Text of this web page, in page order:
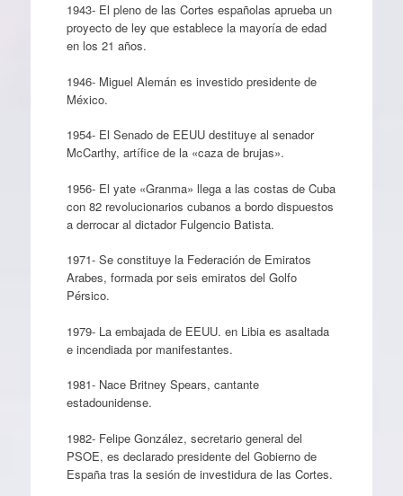
1943- El pleno de las Cortes españolas aprueba un
proyecto de ley que establece la mayoría de edad
en los 21 años.
1946- Miguel Alemán es investido presidente de
México.
1954- El Senado de EEUU destituye al senador
McCarthy, artífice de la «caza de brujas».
1956- El yate «Granma» llega a las costas de Cuba
con 82 revolucionarios cubanos a bordo dispuestos
a derrocar al dictador Fulgencio Batista.
1971- Se constituye la Federación de Emiratos
Arabes, formada por seis emiratos del Golfo
Pérsico.
1979- La embajada de EEUU. en Libia es asaltada
e incendiada por manifestantes.
1981- Nace Britney Spears, cantante
estadounidense.
1982- Felipe González, secretario general del
PSOE, es declarado presidente del Gobierno de
España tras la sesión de investidura de las Cortes.